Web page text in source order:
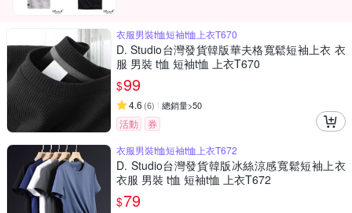
衣服男裝t恤短袖t恤上衣T670
D. Studio台灣發貨韓版華夫格寬鬆短袖上衣 衣
服 男裝 t恤 短袖t恤 上衣T670
$99
4.6 (6) 總銷量>50
活動
券
衣服男裝t恤短袖t恤上衣T672
D. Studio台灣發貨韓版冰絲涼感寬鬆短袖上衣
衣服 男裝 t恤 短袖t恤 上衣T672
$79